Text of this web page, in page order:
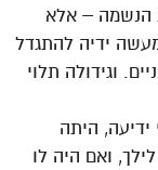
הנשמה – אלא
ידיה להתגדל
וגידולה תלוי
ידיעה, היתה
ואם היה לו